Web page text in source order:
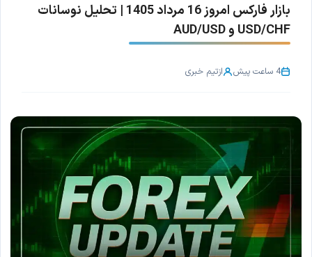
بازار فارکس امروز 16 مرداد 1405 | تحلیل نوسانات
USD/CHF و AUD/USD
4 ساعت پیش ازتیم خبری